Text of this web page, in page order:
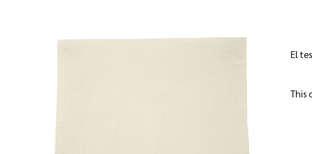
El
This